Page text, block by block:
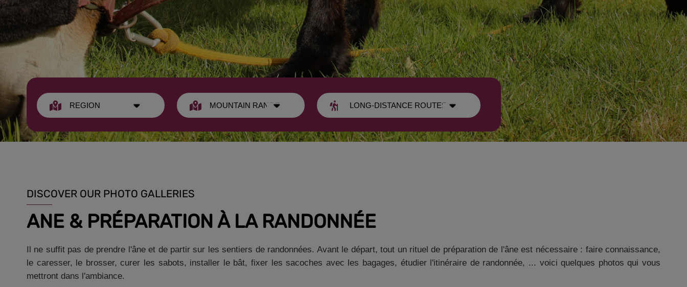
DISCOVER OUR PHOTO GALLERIES
ANE & PRÉPARATION À LA RANDONNÉE
Il ne suffit pas de prendre l'âne et de partir sur les sentiers de randonnées. Avant le départ, tout un rituel de préparation de l'âne est nécessaire : faire connaissance,
le caresser, le brosser, curer les sabots, installer le bât, fixer les sacoches avec les bagages, étudier l'itinéraire de randonnée, ... voici quelques photos qui vous
mettront dans l'ambiance.